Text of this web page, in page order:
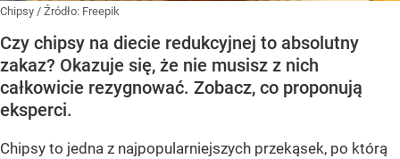
Chipsy / Źródło: Freepik
Czy chipsy na diecie redukcyjnej to absolutny
zakaz? Okazuje się, że nie musisz z nich
całkowicie rezygnować. Zobacz, co proponują
eksperci.
Chipsy to jedna z najpopularniejszych przekąsek, po którą